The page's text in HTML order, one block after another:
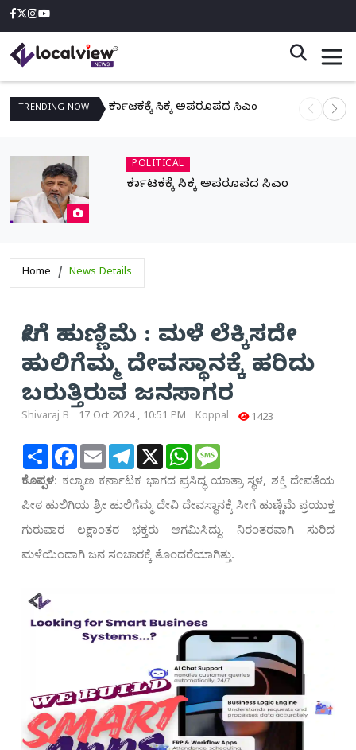
TRENDING NOW ಕರ್ನಾಟಕಕ್ಕೆ ಸಿಕ್ಕ ಅಪರೂಪದ ಸಿಎಂ ನಾಳೆ
POLITICAL
ಕರ್ನಾಟಕಕ್ಕೆ ಸಿಕ್ಕ ಅಪರೂಪದ ಸಿಎಂ
Home News Details
ಸೀಗೆ ಹುಣ್ಣಿಮೆ : ಮಳೆ ಲೆಕ್ಕಿಸದೇ
ಹುಲಿಗೆಮ್ಮ ದೇವಸ್ಥಾನಕ್ಕೆ ಹರಿದು
ಬರುತ್ತಿರುವ ಜನಸಾಗರ
Shivaraj B 17 Oct 2024 , 10:51 PM Koppal 1423
ShareFacebook
Email Telegram
X WhatsApp
ಕೊಪ್ಪಳ: ಕಲ್ಯಾಣ ಕರ್ನಾಟಕ ಭಾಗದ ಪ್ರಸಿದ್ಧ ಯಾತ್ರಾ ಸ್ಥಳ, ಶಕ್ತಿ ದೇವತೆಯ
ಪೀಠ ಹುಲಿಗಿಯ ಶ್ರೀ ಹುಲಿಗೆಮ್ಮ ದೇವಿ ದೇವಸ್ಥಾನಕ್ಕೆ ಸೀಗೆ ಹುಣ್ಣಿಮೆ ಪ್ರಯುಕ್ತ
ಗುರುವಾರ ಲಕ್ಷಾಂತರ ಭಕ್ತರು ಆಗಮಿಸಿದ್ದು, ನಿರಂತರವಾಗಿ ಸುರಿದ
ಮಳೆಯಿಂದಾಗಿ ಜನ ಸಂಚಾರಕ್ಕೆ ತೊಂದರೆಯಾಗಿತ್ತು.